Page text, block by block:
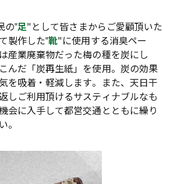
の‟足"として皆さまからご愛顧頂いた
製作した‟靴"に使用する消臭ペー
産業廃棄物だった梅の種を炭にし
んだ「炭再生紙」を使用。炭の効果
を吸着・軽減します。また、天日干
しご利用頂けるサスティナブルなも
会に入手して都営交通とともに繰り
。